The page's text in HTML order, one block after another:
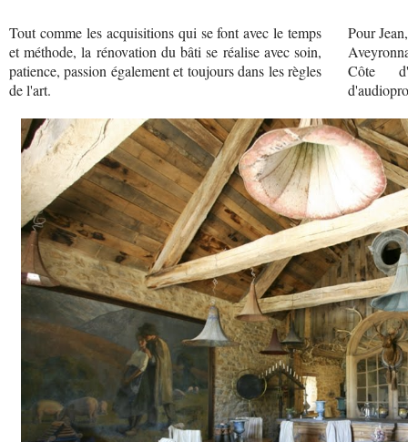
Tout comme les acquisitions qui se font avec le temps
et méthode, la rénovation du bâti se réalise avec soin,
patience, passion également et toujours dans les règles
de l'art.
Pour
Côte